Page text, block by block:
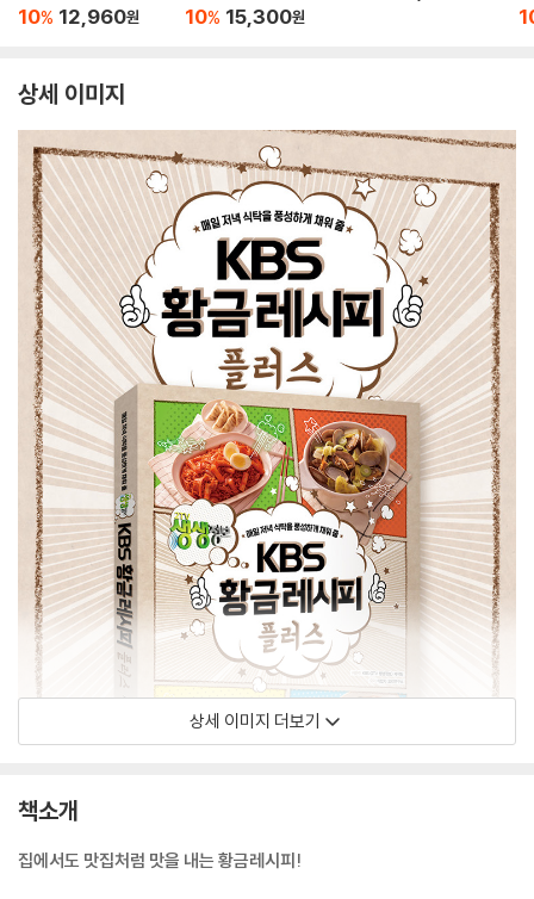
10% 12,960원 10% 15,300원
상세 이미지
상세 이미지 더보기
책소개
집에서도 맛집처럼 맛을 내는 황금레시피!